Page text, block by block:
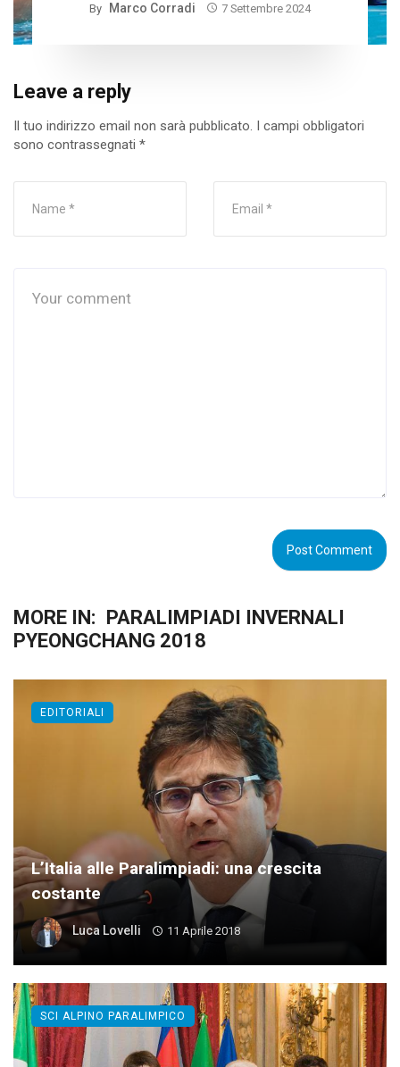
By Marco Corradi 7 Settembre 2024
Leave a reply
Il tuo indirizzo email non sarà pubblicato. I campi obbligatori
sono contrassegnati *
MORE IN: PARALIMPIADI INVERNALI
PYEONGCHANG 2018
L’Italia alle Paralimpiadi: una crescita
costante
Luca Lovelli 11 Aprile 2018
EDITORIALI
SCI ALPINO PARALIMPICO